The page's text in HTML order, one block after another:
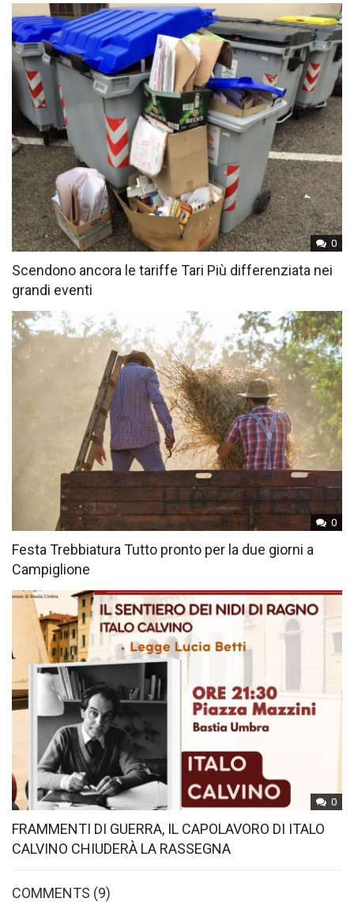
0
Scendono ancora le tariffe Tari Più differenziata nei
grandi eventi
0
Festa Trebbiatura Tutto pronto per la due giorni a
Campiglione
0
FRAMMENTI DI GUERRA, IL CAPOLAVORO DI ITALO
CALVINO CHIUDERÀ LA RASSEGNA
COMMENTS (9)